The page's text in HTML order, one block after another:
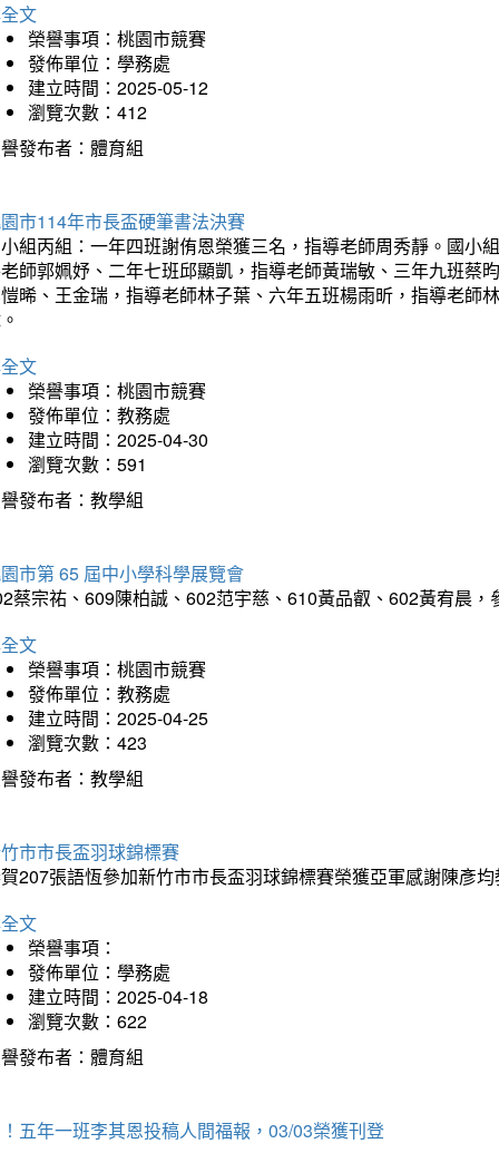
文
榮譽事項：桃園市競賽
發佈單位：學務處
建立時間：2025-05-12
瀏覽次數：412
發布者：體育組
市114年市長盃硬筆書法決賽
組丙組：一年四班謝侑恩榮獲三名，指導老師周秀靜。國小
師郭姵妤、二年七班邱顯凱，指導老師黃瑞敏、三年九班蔡
晞、王金瑞，指導老師林子葉、六年五班楊雨昕，指導老師
文
榮譽事項：桃園市競賽
發佈單位：教務處
建立時間：2025-04-30
瀏覽次數：591
發布者：教學組
市第 65 屆中小學科學展覽會
蔡宗祐、609陳柏誠、602范宇慈、610黃品叡、602黃宥晨
文
榮譽事項：桃園市競賽
發佈單位：教務處
建立時間：2025-04-25
瀏覽次數：423
發布者：教學組
市市長盃羽球錦標賽
207張語恆參加新竹市市長盃羽球錦標賽榮獲亞軍感謝陳彥
文
榮譽事項：
發佈單位：學務處
建立時間：2025-04-18
瀏覽次數：622
發布者：體育組
五年一班李其恩投稿人間福報，03/03榮獲刊登